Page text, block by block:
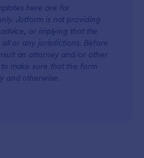
here are for
Jotform is not providing
or implying that the
or any jurisdictions. Before
an attorney and/or other
make sure that the form
and otherwise.